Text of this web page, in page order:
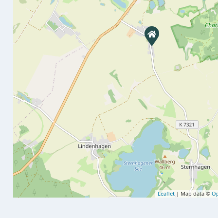
Leaflet| Map data ©